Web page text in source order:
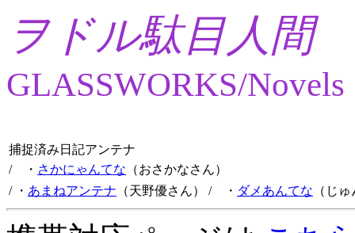
ヲドル駄目人間
GLASSWORKS/Novels
捕捉済み日記アンテナ
/ ・ さかにゃんてな （おさかなさん）
/ ・ あまねアンテナ （天野優さん） / ・ ダメあんてな （じ